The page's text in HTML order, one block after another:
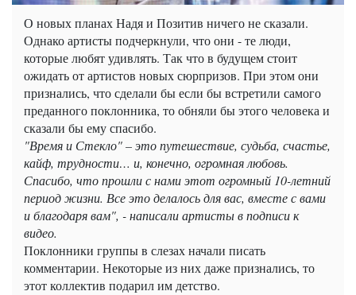
О новых планах Надя и Позитив ничего не сказали.
Однако артисты подчеркнули, что они - те люди,
которые любят удивлять. Так что в будущем стоит
ожидать от артистов новых сюрпризов. При этом они
признались, что сделали бы если бы встретили самого
преданного поклонника, то обняли бы этого человека и
сказали бы ему спасибо.
"Время и Стекло" – это путешествие, судьба, счастье,
кайф, трудности… и, конечно, огромная любовь.
Спасибо, что прошли с нами этот огромный 10-летний
период жизни. Все это делалось для вас, вместе с вами
и благодаря вам", - написали артисты в подписи к
видео.
Поклонники группы в слезах начали писать
комментарии. Некоторые из них даже признались, то
этот коллектив подарил им детство.